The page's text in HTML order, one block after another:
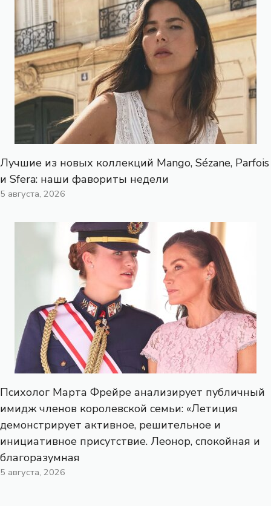
Лучшие из новых коллекций Mango, Sézane, Parfois
и Sfera: наши фавориты недели
5 августа, 2026
Психолог Марта Фрейре анализирует публичный
имидж членов королевской семьи: «Летиция
демонстрирует активное, решительное и
инициативное присутствие. Леонор, спокойная и
благоразумная
5 августа, 2026